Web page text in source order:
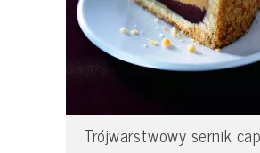
Trójwarstwowy sernik